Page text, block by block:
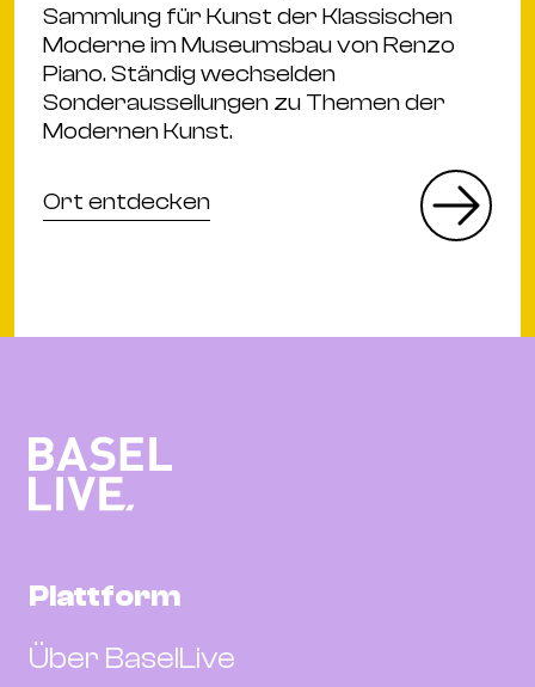
Sammlung für Kunst der Klassischen
Moderne im Museumsbau von Renzo
Piano. Ständig wechselden
Sonderaussellungen zu Themen der
Modernen Kunst.
Ort entdecken
Plattform
Über BaselLive